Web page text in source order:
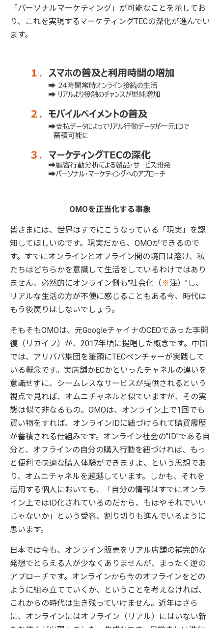
「パーソナルマーケティング」が可能なことを示してお
り、これを実現するマーケティングTECの深化が進んでい
ます。
OMOを正当化する事象
皆さまには、世界はすでにこうなっている「現実」を認
知してほしいのです。現実だから、OMOができるので
す。すでにオンラインとオフライン間の境目は溶け、私
たちはどちらかを意識して生活をしているわけではあり
ません。必然的にオンライン側も"社会化（ ※注）"し、
リアルな生活の方が不便に感じることもある今、時代は
もう後戻りはしないでしょう。
そもそもOMOは、元GoogleチャイナのCEOであった李開
復（リカイフ）が、2017年頃に提唱した概念です。中国
では、アリババ集団を筆頭にTECベンチャーが実践して
いる概念です。実店舗かECかといったチャネルの違いを
意識せずに、シームレスなサービスが提供されるという
視点で見れば、オムニチャネルと似ていますが、その実
態は似て非なるもの。OMOは、オンライン上で1回でも
買い物をすれば、オンラインIDに紐づけられて購買履歴
が蓄積される仕組みです。オンライン社会の"ID"である自
分と、オフラインの自分の購入行動を紐づければ、もっ
と便利で快適な購入体験ができますよ、という思想であ
り、オムニチャネルを超越しています。しかも、それを
活用する個人においても、「自分の情報はすでにオンラ
イン上ではID化されているのだから、もはやそれでいい
じゃないか」という受容、割り切りも進んでいるように
思います。
日本では今も、オンライン販売をリアル店舗の補完的な
発想でとらえる人が少なくありませんが、まったく逆の
アプローチです。オンラインから今のオフラインをどの
ように組み立てていくか、ということを考えなければ、
これからの時代は生き残っていけません。近年はさら
に、オンラインにはオフライン（リアル）にはいない新